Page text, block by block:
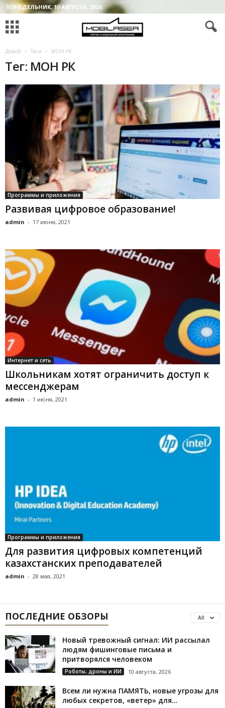
ПОНЕДЕЛЬНИК, 10 АВГУСТА, 2026
Домой Теги МОН РК
Тег: МОН РК
Программы и приложения
Развивая цифровое образование!
admin - 17 июня, 2021
Интернет и сеть
Школьникам хотят ограничить доступ к
мессенджерам
admin - 1 июня, 2021
Программы и приложения
Для развития цифровых компетенций
казахстанских преподавателей
admin - 28 мая, 2021
ПОСЛЕДНИЕ ОБЗОРЫ All
Новый тревожный сигнал: ИИ рассылал
людям фишинговые письма и
притворялся человеком
Роботы, дроны и ИИ 10 августа, 2026
Всем ли нужна ПАМЯТЬ, новые угрозы для
любых секретов, «ветер» для...